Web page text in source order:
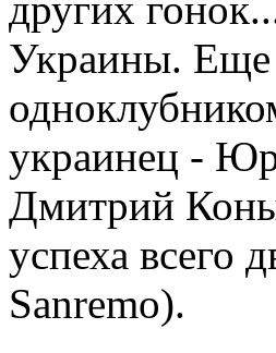
Украины. Еще
украинец -
Дмитрий
успеха всего
Sanremo).